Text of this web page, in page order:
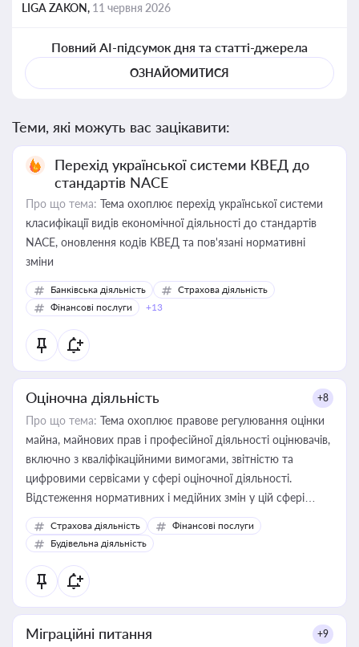
LIGA ZAKON, 11 червня 2026
Повний AI-підсумок дня та статті-джерела
ОЗНАЙОМИТИСЯ
Теми, які можуть вас зацікавити:
Перехід української системи КВЕД до
стандартів NACE
Про що тема: Тема охоплює перехід української системи
класифікації видів економічної діяльності до стандартів
NACE, оновлення кодів КВЕД та пов'язані нормативні
зміни
Банківська діяльність
Страхова діяльність
Фінансові послуги
+13
Оціночна діяльність +8
Про що тема: Тема охоплює правове регулювання оцінки
майна, майнових прав і професійної діяльності оцінювачів,
включно з кваліфікаційними вимогами, звітністю та
цифровими сервісами у сфері оціночної діяльності.
Відстеження нормативних і медійних змін у цій сфері
корисне для власника бізнесу, керівника, юриста або
бухгалтера під час оподаткування, приватизації, оренди
державного майна, корпоративних угод і перевірки
статусу суб'єктів оціночної діяльності
Страхова діяльність
Фінансові послуги
Будівельна діяльність
Міграційні питання +9